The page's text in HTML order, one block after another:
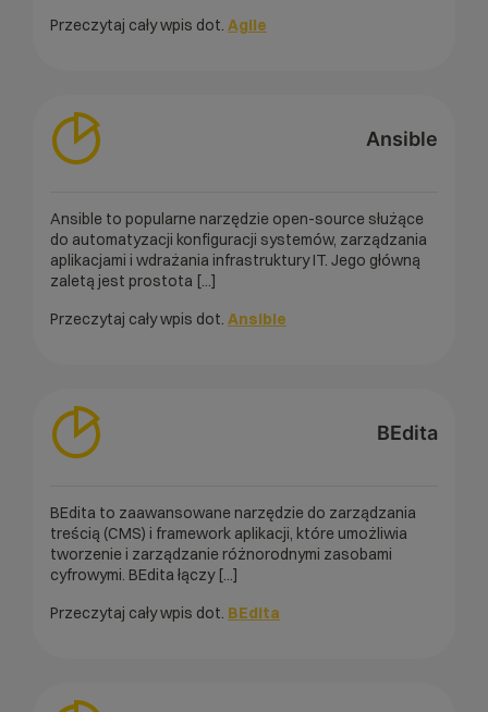
Przeczytaj cały wpis dot. Agile
Ansible
Ansible to popularne narzędzie open-source służące
do automatyzacji konfiguracji systemów, zarządzania
aplikacjami i wdrażania infrastruktury IT. Jego główną
zaletą jest prostota [...]
Przeczytaj cały wpis dot. Ansible
BEdita
BEdita to zaawansowane narzędzie do zarządzania
treścią (CMS) i framework aplikacji, które umożliwia
tworzenie i zarządzanie różnorodnymi zasobami
cyfrowymi. BEdita łączy [...]
Przeczytaj cały wpis dot. BEdita